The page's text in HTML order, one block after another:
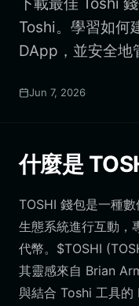
Português (Brasil)
Español (Argentina)
Toshi。學習如何
DApp，並安全地
Jun 7, 2026
什麼是
TOSHI 錢包是一種
生態系統進行互動，
代幣。$TOSHI
其靈感來自 Brian
與結合 Toshi 工具的